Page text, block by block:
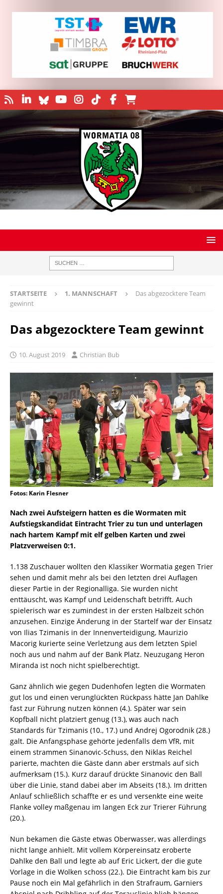
STARTSEITE 1. MANNSCHAFT
Das abgezocktere Team
gewinnt
Das abgezocktere Team gewinnt
10. August 2019 Christian Bub
Fotos: Karin Flesner
Nach zwei Aufsteigern hatten es die Wormaten mit
Aufstiegskandidat Eintracht Trier zu tun und unterlagen
nach hartem Kampf mit elf gelben Karten und zwei
Platzverweisen 0:1.
1.138 Zuschauer wollten den Klassiker Wormatia gegen Trier
sehen und damit mehr als bei den letzten drei Auflagen
dieser Partie in der Regionalliga. Sie wurden nicht
enttäuscht, was Kampf und Leidenschaft betrifft. Auch
spielerisch war es zumindest in der ersten Halbzeit schön
anzusehen. Einzige Änderung in der Startelf war der Einsatz
von Ilias Tzimanis in der Innenverteidigung, Maurizio
Macorig kurierte seine Verletzung aus dem letzten Spiel
noch aus und nahm auf der Bank Platz. Neuzugang Heron
Miranda ist noch nicht spielberechtigt.
Ganz ähnlich wie gegen Dudenhofen legten die Wormaten
gut los und einen verunglückten Rückpass hätte Jan Dahlke
fast zur Führung nutzen können (4.). Später war sein
Kopfball nicht platziert genug (13.), was auch nach
Standards für Tzimanis (10., 17.) und Andrej Ogorodnik (28.)
galt. Die Anfangsphase gehörte jedenfalls dem VfR, mit
einem strammen Sinanovic-Schuss, den Niklas Reichel
parierte, machten die Gäste dann aber erstmals auf sich
aufmerksam (15.). Kurz darauf drückte Sinanovic den Ball
über die Linie, stand dabei aber im Abseits (18.). Im dritten
Anlauf schließlich schaffte er es und versenkte eine weite
Flanke volley maßgenau im langen Eck zur Trierer Führung
(20.).
Nun bekamen die Gäste etwas Oberwasser, was allerdings
nicht lange anhielt. Mit vollem Körpereinsatz eroberte
Dahlke den Ball und legte ab auf Eric Lickert, der die gute
Vorlage in die Wolken schoss (22.). Die Eintracht kam bis zur
Pause noch ein Mal gefährlich in den Strafraum, Garniers